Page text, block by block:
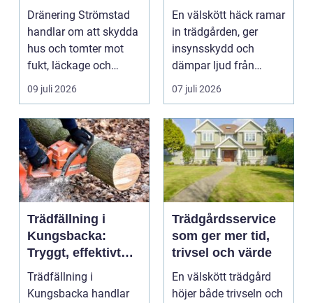
tryggare
husgrunder
Dränering Strömstad
handlar om att skydda
hus och tomter mot
fukt, läckage och
l&arin...
09 juli 2026
snygg häck året
runt
En välskött häck ramar
in trädgården, ger
insynsskydd och
dämpar ljud från
vägen. Samtidigt kan
häck...
07 juli 2026
Trädfällning i
Kungsbacka:
Tryggt, effektivt
och med omtanke
om hela tomten
Trädfällning i
Kungsbacka handlar
Trädgårdsservice
som ger mer tid,
trivsel och värde
En välskött trädgård
höjer både trivseln och